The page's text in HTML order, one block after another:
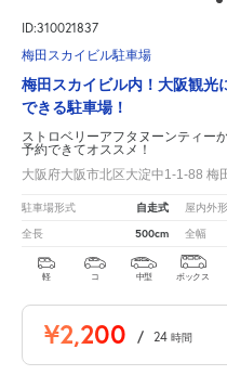
ID:310021837
梅田スカイビル駐車場
梅田スカイビル内！大阪観光
できる駐車場！
ストロベリーアフタヌーンティー
予約できてオススメ！
大阪府大阪市北区大淀中1-1-88 梅
駐車場形式 自走式 屋内外
全長 500cm 全幅
軽 コ 中型 ボックス
¥2,200 / 24 時間